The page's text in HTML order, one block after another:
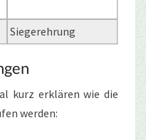
Siegerehrung
kurz erklären wie die
werden: